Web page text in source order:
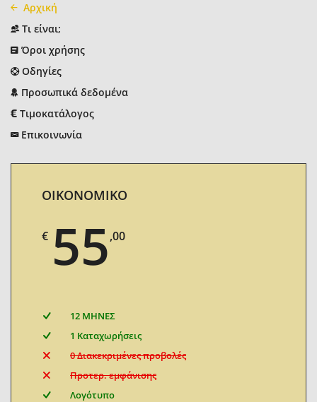
Αρχική
Τι είναι;
Όροι χρήσης
Οδηγίες
Προσωπικά δεδομένα
Τιμοκατάλογος
Επικοινωνία
ΟΙΚΟΝΟΜΙΚΟ
€ 55,00
12 ΜΗΝΕΣ
1 Καταχωρήσεις
0 Διακεκριμένες προβολές
Προτερ. εμφάνισης
Λογότυπο